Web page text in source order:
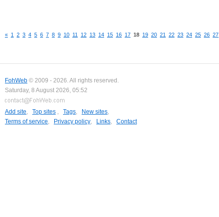
« 1 2 3 4 5 6 7 8 9 10 11 12 13 14 15 16 17 18 19 20 21 22 23 24 25 26 27
FohWeb © 2009 - 2026. All rights reserved.
Saturday, 8 August 2026, 05:52
Add site, Top sites , Tags, New sites,
Terms of service, Privacy policy, Links, Contact